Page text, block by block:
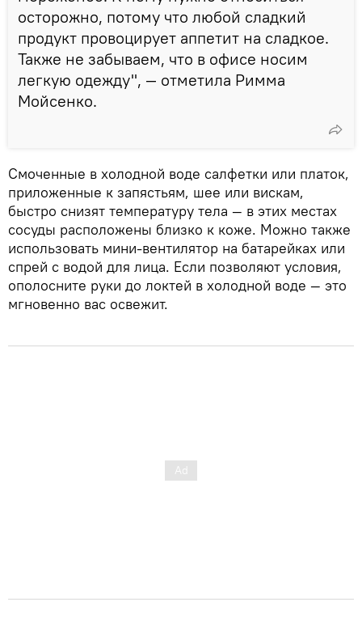
осторожно, потому что любой сладкий
продукт провоцирует аппетит на сладкое.
Также не забываем, что в офисе носим
легкую одежду", — отметила Римма
Мойсенко.
Смоченные в холодной воде салфетки или платок,
приложенные к запястьям, шее или вискам,
быстро снизят температуру тела — в этих местах
сосуды расположены близко к коже. Можно также
использовать мини-вентилятор на батарейках или
спрей с водой для лица. Если позволяют условия,
ополосните руки до локтей в холодной воде — это
мгновенно вас освежит.